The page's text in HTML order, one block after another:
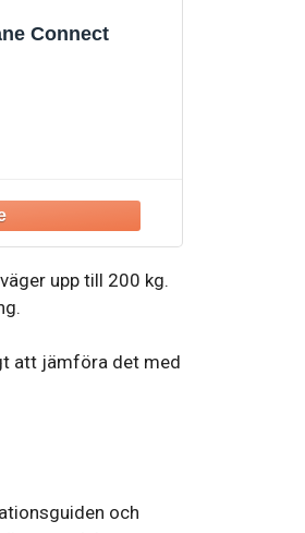
Connect
upp till 200 kg.
att jämföra det med
och